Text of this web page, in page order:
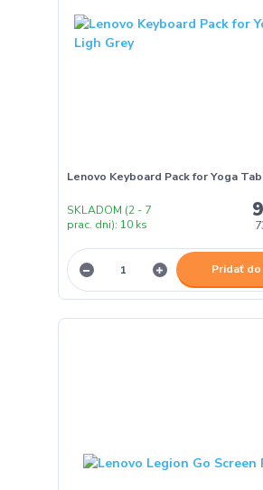
Lenovo Keyboard Pack for Yoga
SKLADOM (2 - 7
prac. dni): 10 ks
Pridať